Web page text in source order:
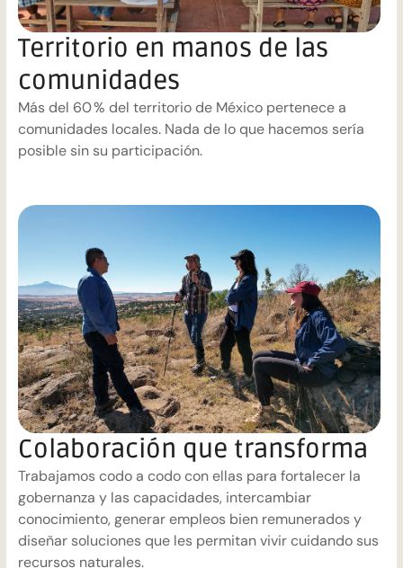
Territorio en manos de las
comunidades
Más del 60 % del territorio de México pertenece a
comunidades locales. Nada de lo que hacemos sería
posible sin su participación.
Colaboración que transforma
Trabajamos codo a codo con ellas para fortalecer la
gobernanza y las capacidades, intercambiar
conocimiento, generar empleos bien remunerados y
diseñar soluciones que les permitan vivir cuidando sus
recursos naturales.